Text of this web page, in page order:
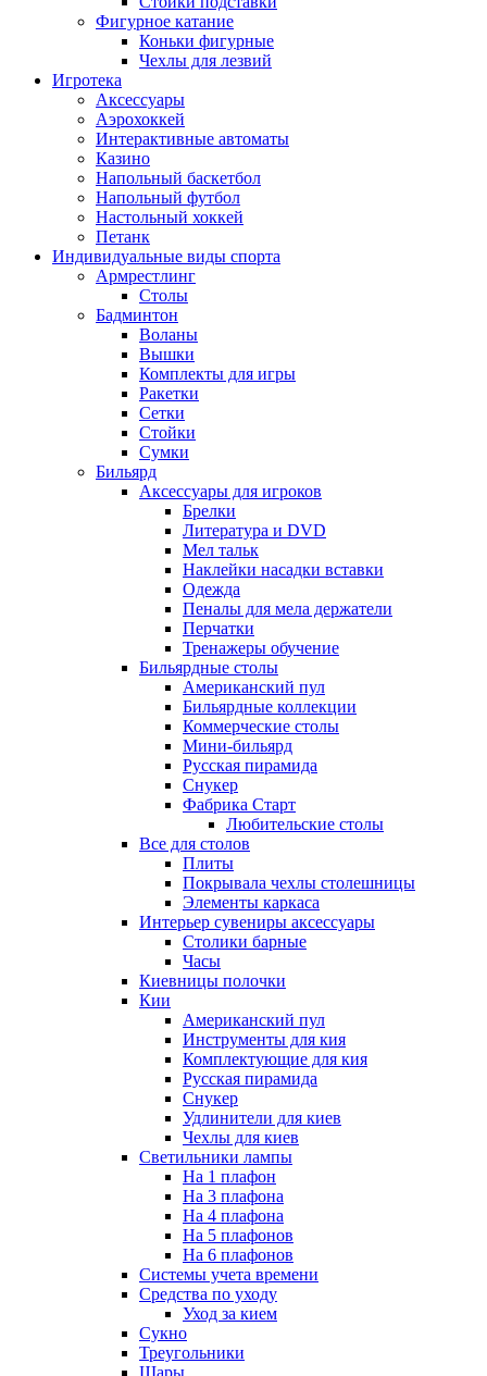
Фигурное катание
Коньки фигурные
Чехлы для лезвий
Игротека
Аксессуары
Аэрохоккей
Интерактивные автоматы
Казино
Напольный баскетбол
Напольный футбол
Настольный хоккей
Петанк
Индивидуальные виды спорта
Армрестлинг
Столы
Бадминтон
Воланы
Вышки
Комплекты для игры
Ракетки
Сетки
Стойки
Сумки
Бильярд
Аксессуары для игроков
Брелки
Литература и DVD
Мел тальк
Наклейки насадки вставки
Одежда
Пеналы для мела держатели
Перчатки
Тренажеры обучение
Бильярдные столы
Американский пул
Бильярдные коллекции
Коммерческие столы
Мини-бильярд
Русская пирамида
Снукер
Фабрика Старт
Любительские столы
Все для столов
Плиты
Покрывала чехлы столешницы
Элементы каркаса
Интерьер сувениры аксессуары
Столики барные
Часы
Киевницы полочки
Кии
Американский пул
Инструменты для кия
Комплектующие для кия
Русская пирамида
Снукер
Удлинители для киев
Чехлы для киев
Светильники лампы
На 1 плафон
На 3 плафона
На 4 плафона
На 5 плафонов
На 6 плафонов
Системы учета времени
Средства по уходу
Уход за кием
Сукно
Треугольники
Шары